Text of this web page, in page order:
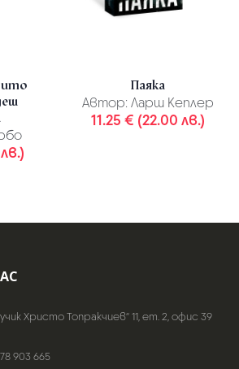
Паяка
Автор: Ларш Кеплер
11.25 € (22.00 лв.)
Христо Топракчиев“ 11, ет. 2, офис 39
903 665